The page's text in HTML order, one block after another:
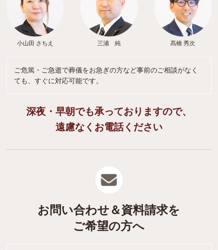
小山田 さちえ 三浦 純 髙橋 秀次
ご危篤・ご急逝で葬儀をお急ぎの方など事前のご相談がなく
ても、すぐに対応可能です。
深夜・早朝でも承っておりますので、
遠慮なくお電話ください
お問い合わせ＆資料請求を
ご希望の方へ